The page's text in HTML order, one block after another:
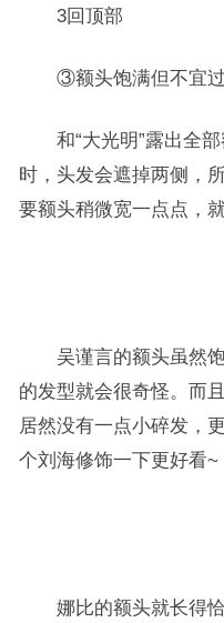
3回顶部
③额头饱满但不宜
和“大光明”露出全部
时，头发会遮掉两侧，
要额头稍微宽一点点，就
吴谨言的额头虽然饱
的发型就会很奇怪。而
居然没有一点小碎发，
个刘海修饰一下更好看~
娜比的额头就长得恰